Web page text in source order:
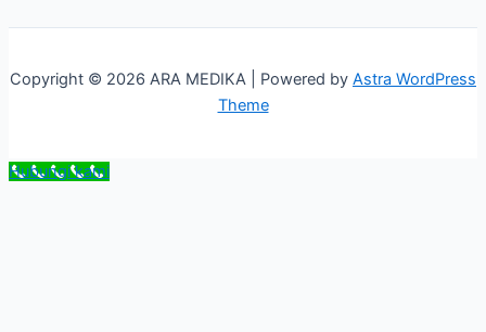
Copyright © 2026 ARA MEDIKA | Powered by Astra WordPress
Theme
Hubungi kami